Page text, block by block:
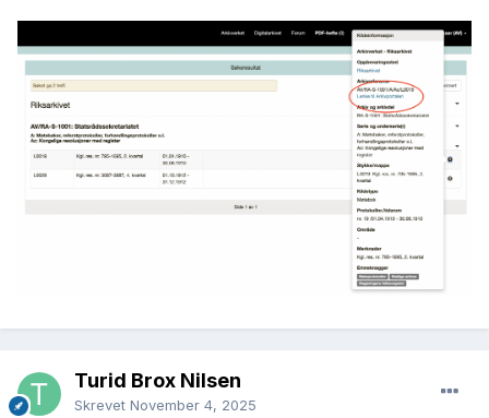
Turid Brox Nilsen
Skrevet November 4, 2025